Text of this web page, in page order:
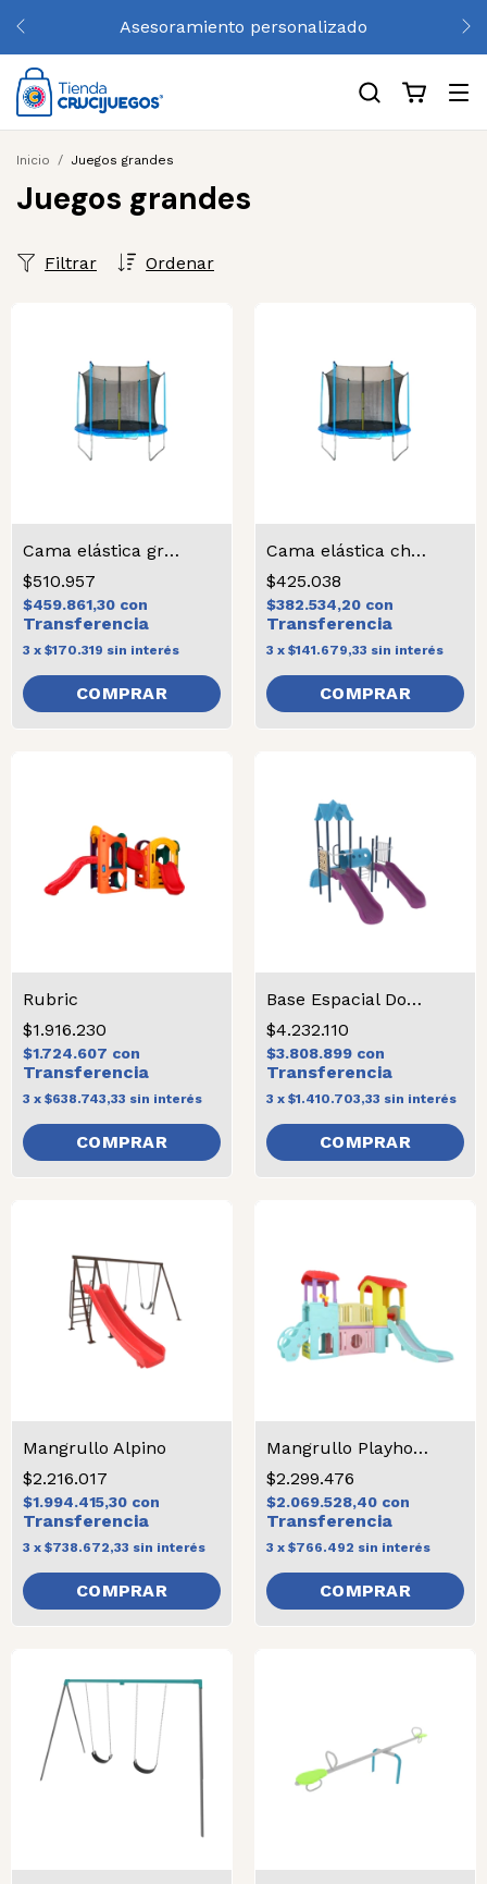
Hasta 3 cuotas sin interés y 10% de descuento por
transferencia
Inicio / Juegos grandes
Juegos grandes
Ordenar
Filtrar
Cama elástica grande
$510.957
$459.861,30 con
3 x $170.319 sin interés
Cama elástica chica
$425.038
$382.534,20 con
3 x $141.679,33 sin interés
Rubric
$1.916.230
$1.724.607 con
3 x $638.743,33 sin interés
Base Espacial Doble
$4.232.110
$3.808.899 con
3 x $1.410.703,33 sin interés
COMPRAR
Mangrullo Alpino
$2.216.017
$1.994.415,30 con
3 x $738.672,33 sin interés
Mangrullo Playhouse
$2.299.476
$2.069.528,40 con
3 x $766.492 sin interés